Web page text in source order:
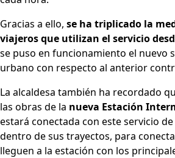
Gracias a ello, se ha triplicado la
viajeros que utilizan el servicio
se puso en funcionamiento el nuevo
urbano con respecto al anterior
La alcaldesa también ha recordado
las obras de la nueva Estación
estará conectada con este servicio
dentro de sus trayectos, para
lleguen a la estación con los